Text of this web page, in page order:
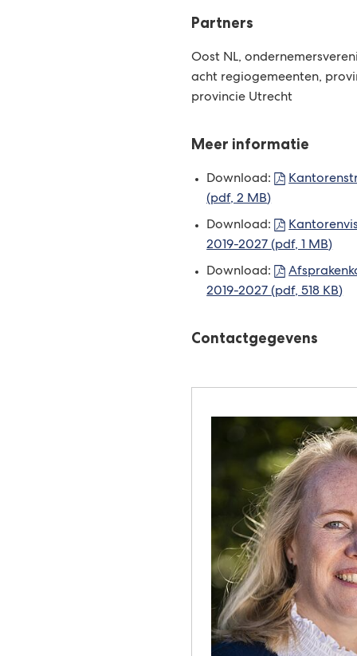
Partners
Oost NL,
acht regiogemeenten,
provincie Utrecht
Meer informatie
Download:
(pdf, 2 MB)
Download:
2019-2027 (pdf, 1 MB)
Download:
2019-2027 (pdf, 518 KB)
Contactgegevens